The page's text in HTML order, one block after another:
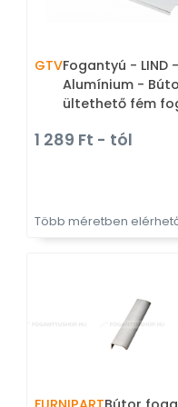
GTVFogantyú - LIND -
Alumínium -
ültethető fém
1 289 Ft - tól
Több méretben